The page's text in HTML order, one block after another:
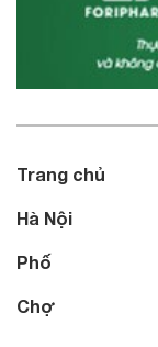
Trang chủ
Hà Nội
Phố
Chợ